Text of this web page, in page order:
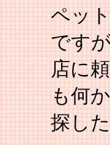
ペッ
です
店に
も何
探し